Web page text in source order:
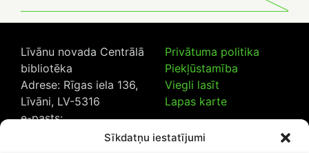
Sīkdatņu iestatījumi
Līvānu novada Centrālā
bibliotēka
Adrese: Rīgas iela 136,
Līvāni, LV-5316
e-pasts:
Privātuma politika
Piekļūstamība
Viegli lasīt
Lapas karte